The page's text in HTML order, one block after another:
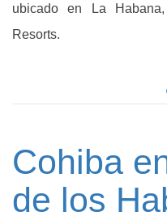
ubicado en La
Resorts.
Cohiba
de los